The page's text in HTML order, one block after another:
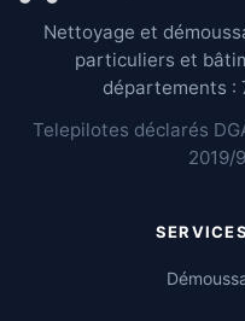
Nettoyage et
particuliers et
départements :
Telepilotes déclarés
2019/